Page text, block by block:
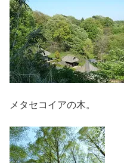
メタセコイアの木。